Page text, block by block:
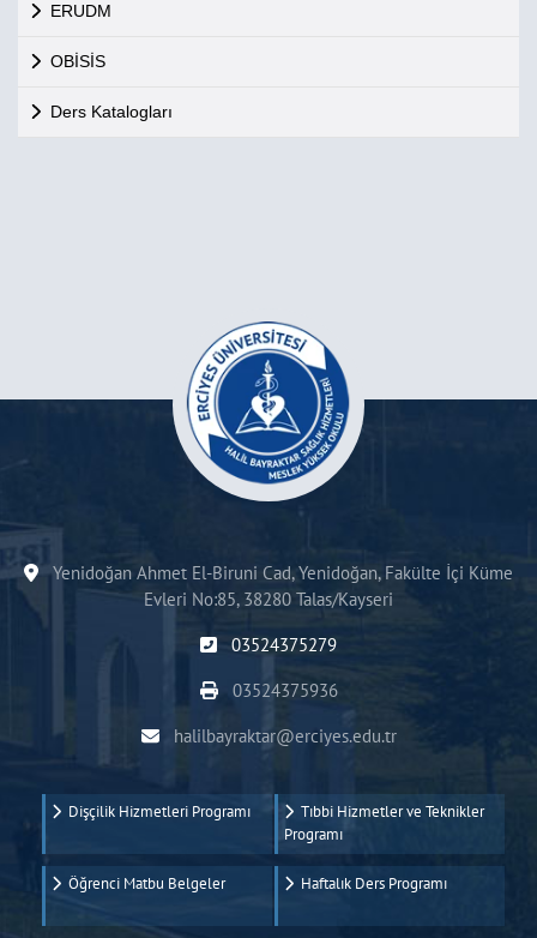
ERUDM
OBİSİS
Ders Katalogları
Yenidoğan Ahmet El-Biruni Cad, Yenidoğan, Fakülte İçi Küme
Evleri No:85, 38280 Talas/Kayseri
03524375279
03524375936
halilbayraktar@erciyes.edu.tr
Dişçilik Hizmetleri Programı
Tıbbi Hizmetler ve Teknikler
Programı
Öğrenci Matbu Belgeler Haftalık Ders Programı